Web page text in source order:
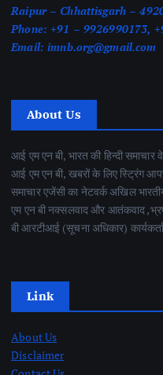
Raipur – Chhattisgarh –
Phone: +91 – 9926990173,
Email: imnb.org@gmail.com
About Us
आई एम एन बी, भारत की हिन्दी
आई एम एन बी, खबरों के लिए स्ट्रिंग
समाचार एजेंसी का नेटवर्क अखिल
एम एन बी नक्सलवाद और आतंकवाद
बी आरटीआई (सूचना अधिकार)
Link
About Us
Disclaimer